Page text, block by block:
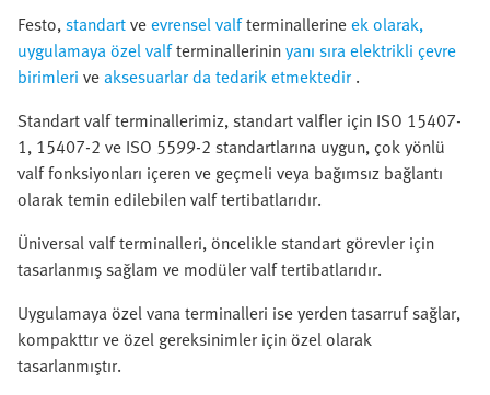
Festo,standartveevrensel valfterminallerineek olarak,
uygulamaya özel valfterminallerininyanı sıra elektrikli çevre
birimleri veaksesuarlar da tedarik etmektedir .
Standart valf terminallerimiz, standart valfler için ISO 15407-
1, 15407-2 ve ISO 5599-2 standartlarına uygun, çok yönlü
valf fonksiyonları içeren ve geçmeli veya bağımsız bağlantı
olarak temin edilebilen valf tertibatlarıdır.
Üniversal valf terminalleri, öncelikle standart görevler için
tasarlanmış sağlam ve modüler valf tertibatlarıdır.
Uygulamaya özel vana terminalleri ise yerden tasarruf sağlar,
kompakttır ve özel gereksinimler için özel olarak
tasarlanmıştır.